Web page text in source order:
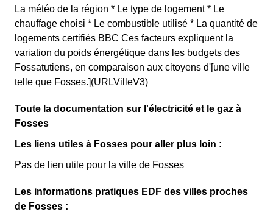
La météo de la région * Le type de logement * Le
chauffage choisi * Le combustible utilisé * La quantité de
logements certifiés BBC Ces facteurs expliquent la
variation du poids énergétique dans les budgets des
Fossatutiens, en comparaison aux citoyens d'[une ville
telle que Fosses.](URLVilleV3)
Toute la documentation sur l'électricité et le gaz à
Fosses
Les liens utiles à Fosses pour aller plus loin :
Pas de lien utile pour la ville de Fosses
Les informations pratiques EDF des villes proches
de Fosses :